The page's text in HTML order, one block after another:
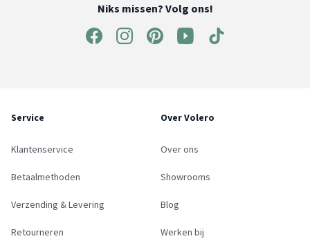
Niks missen? Volg ons!
Service
Klantenservice
Betaalmethoden
Verzending & Levering
Retourneren
Over Volero
Over ons
Showrooms
Blog
Werken bij